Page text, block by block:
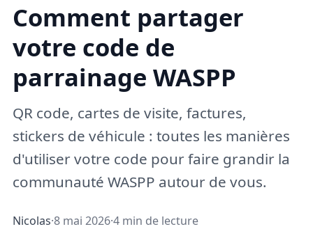
Comment partager
votre code de
parrainage WASPP
QR code, cartes de visite, factures,
stickers de véhicule : toutes les manières
d'utiliser votre code pour faire grandir la
communauté WASPP autour de vous.
Nicolas·8 mai 2026·4 min de lecture